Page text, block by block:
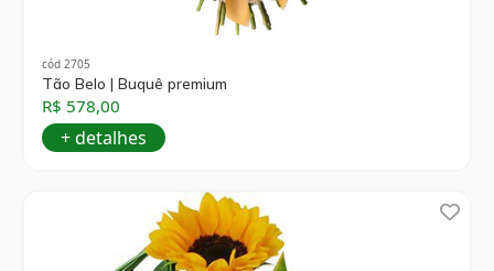
cód 2705
Tão Belo | Buquê premium
R$ 578,00
+ detalhes